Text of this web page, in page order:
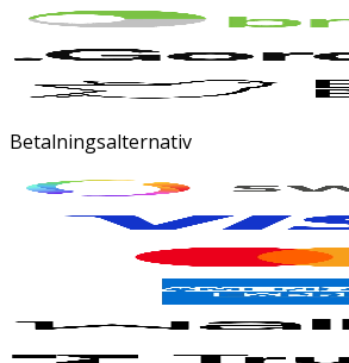
Betalningsalternativ